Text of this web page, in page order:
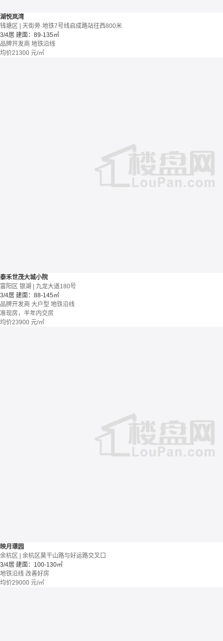
湖悦岚湾
钱塘区 | 天街旁·地铁7号线启成路站往西800米
3/4居 建面：89-135㎡
品牌开发商 地铁沿线
均价21300 元/㎡
泰禾世茂大城小院
富阳区 银湖 | 九龙大道180号
3/4居 建面：88-145㎡
品牌开发商 大户型 地铁沿线
准现房，半年内交房
均价23900 元/㎡
映月璟园
余杭区 | 余杭区莫干山路与好运路交叉口
3/4居 建面：100-130㎡
地铁沿线 改善好房
均价29000 元/㎡